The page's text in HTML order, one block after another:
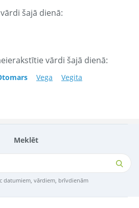
Meklēt
datumiem, vārdiem, brīvdienām
šajā dienā:
vārdi šajā dienā:
Vega Vegita